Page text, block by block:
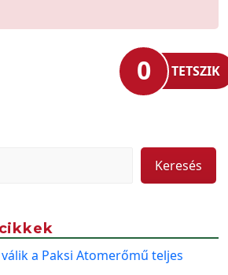
0 TETSZIK
Keresés
a Paksi Atomerőmű teljes